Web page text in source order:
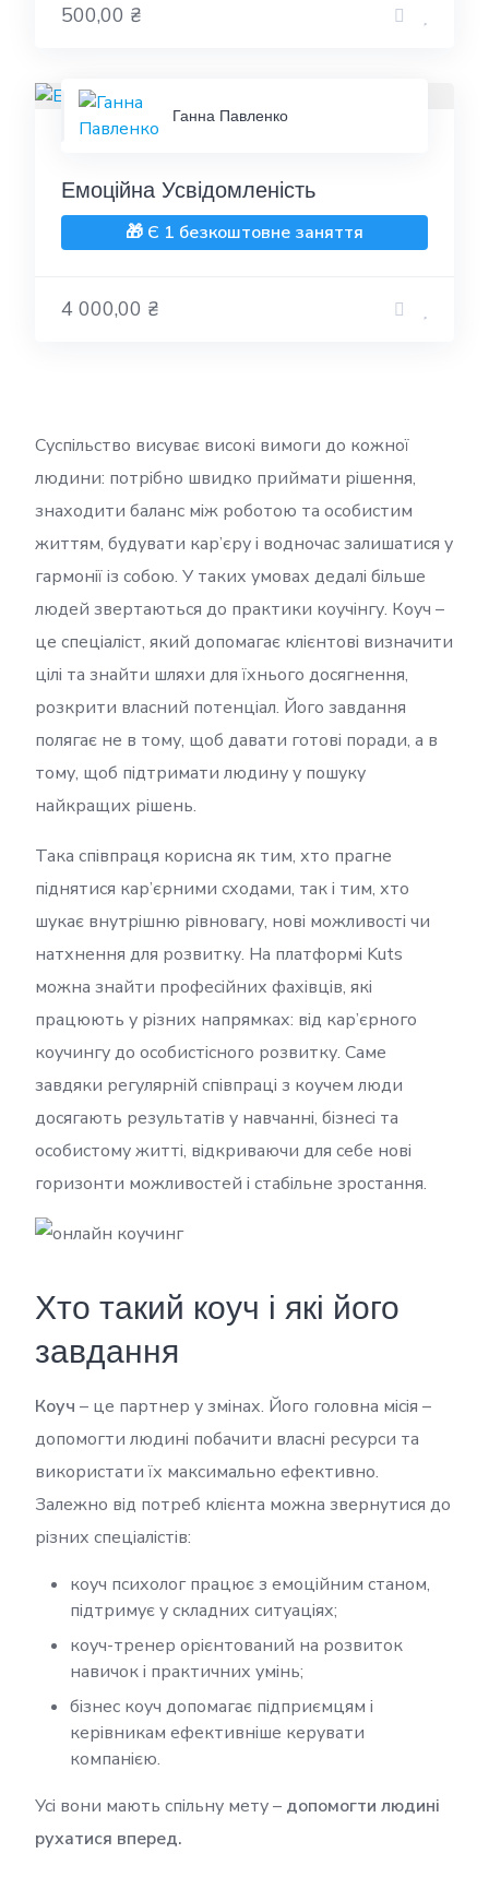
500,00 ₴
Ганна Павленко
Емоційна Усвідомленість
🎁 Є 1 безкоштовне заняття
4 000,00 ₴
Суспільство висуває високі вимоги до кожної
людини: потрібно швидко приймати рішення,
знаходити баланс між роботою та особистим
життям, будувати кар’єру і водночас залишатися у
гармонії із собою. У таких умовах дедалі більше
людей звертаються до практики коучінгу. Коуч –
це спеціаліст, який допомагає клієнтові визначити
цілі та знайти шляхи для їхнього досягнення,
розкрити власний потенціал. Його завдання
полягає не в тому, щоб давати готові поради, а в
тому, щоб підтримати людину у пошуку
найкращих рішень.
Така співпраця корисна як тим, хто прагне
піднятися кар’єрними сходами, так і тим, хто
шукає внутрішню рівновагу, нові можливості чи
натхнення для розвитку. На платформі Kuts
можна знайти професійних фахівців, які
працюють у різних напрямках: від кар’єрного
коучингу до особистісного розвитку. Саме
завдяки регулярній співпраці з коучем люди
досягають результатів у навчанні, бізнесі та
особистому житті, відкриваючи для себе нові
горизонти можливостей і стабільне зростання.
Хто такий коуч і які його
завдання
Коуч – це партнер у змінах. Його головна місія –
допомогти людині побачити власні ресурси та
використати їх максимально ефективно.
Залежно від потреб клієнта можна звернутися до
різних спеціалістів:
коуч психолог працює з емоційним станом,
підтримує у складних ситуаціях;
коуч-тренер орієнтований на розвиток
навичок і практичних умінь;
бізнес коуч допомагає підприємцям і
керівникам ефективніше керувати
компанією.
Усі вони мають спільну мету – допомогти людині
рухатися вперед.